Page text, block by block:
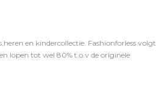
en kindercollectie. Fashionforless volgt
lopen tot wel 80% t.o.v de originele